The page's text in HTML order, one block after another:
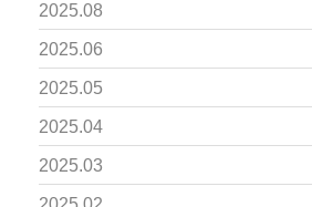
2025.08
2025.06
2025.05
2025.04
2025.03